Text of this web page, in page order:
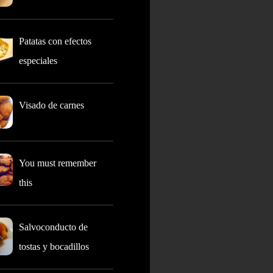
Patatas con efectos
especiales
Visado de carnes
You must remember
this
Salvoconducto de
tostas y bocadillos